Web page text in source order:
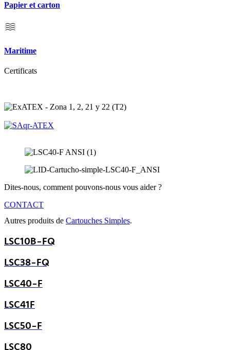
Papier et carton
Maritime
Certificats
Dites-nous, comment pouvons-nous vous aider ?
CONTACT
Autres produits de Cartouches Simples.
LSC10B-FQ
LSC38-FQ
LSC40-F
LSC41F
LSC50-F
LSC80